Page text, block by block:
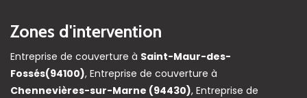
Zones d'intervention
Entreprise de couverture à Saint-Maur-des-
Fossés(94100), Entreprise de couverture à
Chennevières-sur-Marne (94430), Entreprise de